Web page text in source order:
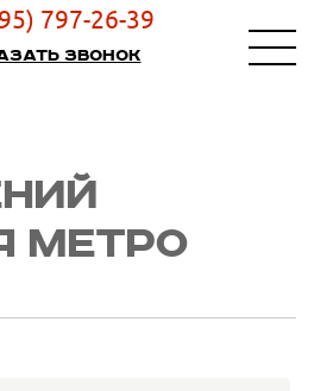
797-26-39
звонок
МЕТРО